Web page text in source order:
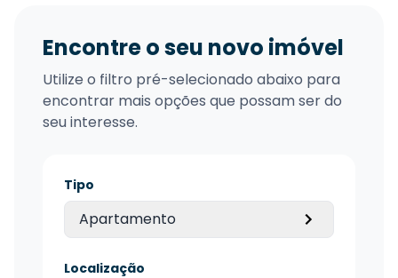
Encontre o seu novo imóvel
Utilize o filtro pré-selecionado abaixo para
encontrar mais opções que possam ser do
seu interesse.
Tipo
Apartamento
Localização